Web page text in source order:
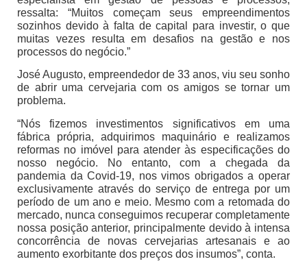
ressalta: “Muitos começam seus empreendimentos
sozinhos devido à falta de capital para investir, o que
muitas vezes resulta em desafios na gestão e nos
processos do negócio.”
José Augusto, empreendedor de 33 anos, viu seu sonho
de abrir uma cervejaria com os amigos se tornar um
problema.
“Nós fizemos investimentos significativos em uma
fábrica própria, adquirimos maquinário e realizamos
reformas no imóvel para atender às especificações do
nosso negócio. No entanto, com a chegada da
pandemia da Covid-19, nos vimos obrigados a operar
exclusivamente através do serviço de entrega por um
período de um ano e meio. Mesmo com a retomada do
mercado, nunca conseguimos recuperar completamente
nossa posição anterior, principalmente devido à intensa
concorrência de novas cervejarias artesanais e ao
aumento exorbitante dos preços dos insumos”, conta.